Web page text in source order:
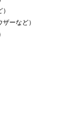
ーなど）